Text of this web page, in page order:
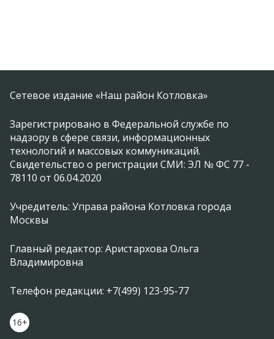
Сетевое издание «Наш район Котловка»
Зарегистрировано в Федеральной службе по
надзору в сфере связи, информационных
технологий и массовых коммуникаций.
Свидетельство о регистрации СМИ: ЭЛ № ФС 77 -
78110 от 06.04.2020
Учредитель: Управа района Котловка города
Москвы
Главный редактор: Аристархова Ольга
Владимировна
Телефон редакции: +7(499) 123-95-77
16+